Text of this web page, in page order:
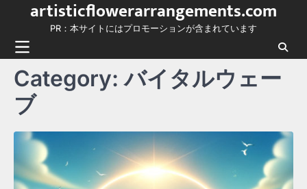
content
artisticflowerarrangements.com
PR：本サイトにはプロモーションが含まれています
Category:バイタルウェー
ブ